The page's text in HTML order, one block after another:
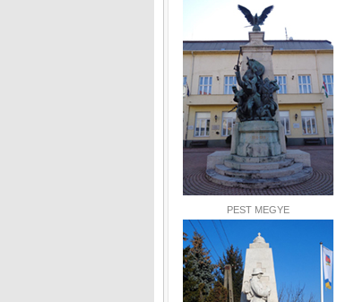
PEST MEGYE